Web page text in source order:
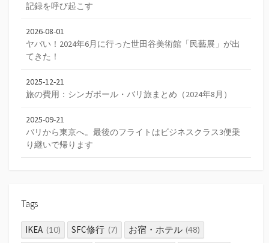
記録を呼び起こす
2026-08-01
ヤバい！2024年6月に行った世田谷美術館「民藝展」が出
てきた！
2025-12-21
旅の費用：シンガポール・バリ旅まとめ（2024年8月）
2025-09-21
バリから東京へ。最後のフライトはビジネスクラス3便乗
り継いで帰ります
Tags
IKEA (10) SFC修行 (7) お宿・ホテル (48)